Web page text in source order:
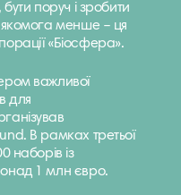
бути поруч і зробити
якомога менше – ця
«Біосфера».
важливої
для
В рамках третьої
наборів із
1 млн євро.